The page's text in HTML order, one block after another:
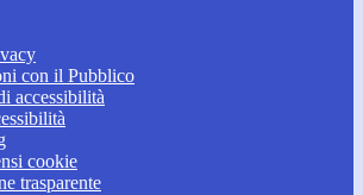
con il Pubblico
accessibilità
cookie
trasparente